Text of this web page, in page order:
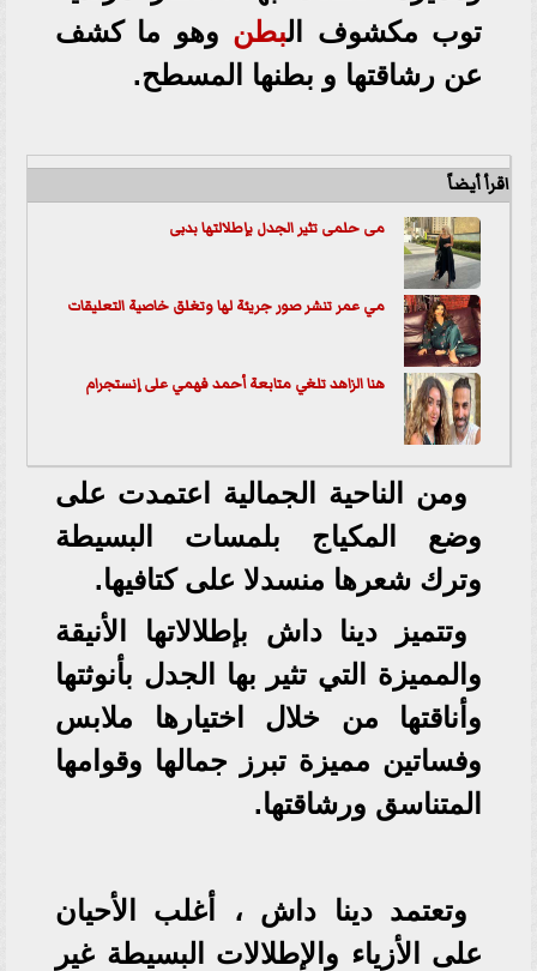
توب مكشوف البطن وهو ما كشف
عن رشاقتها و بطنها المسطح.
اقرأ أيضاً
مى حلمى تثير الجدل بإطلالتها بدبى
مي عمر تنشر صور جريئة لها وتغلق خاصية التعليقات
هنا الزاهد تلغي متابعة أحمد فهمي على إنستجرام
ومن الناحية الجمالية اعتمدت على
وضع المكياج بلمسات البسيطة
وترك شعرها منسدلا على كتافيها.
وتتميز دينا داش بإطلالاتها الأنيقة
والمميزة التي تثير بها الجدل بأنوثتها
وأناقتها من خلال اختيارها ملابس
وفساتين مميزة تبرز جمالها وقوامها
المتناسق ورشاقتها.
وتعتمد دينا داش ، أغلب الأحيان
على الأزياء والإطلالات البسيطة غير